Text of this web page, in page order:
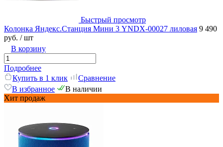
Быстрый просмотр
Колонка Яндекс.Станция Мини 3 YNDX-00027 лиловая 9 490
руб. / шт
В корзину
Подробнее
Купить в 1 клик
Сравнение
В избранное
В наличии
Хит продаж